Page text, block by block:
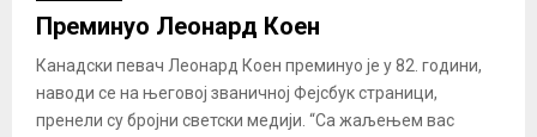
Преминуо Леонард Коен
Канадски певач Леонард Коен преминуо је у 82. години,
наводи се на његовој званичној Фејсбук страници,
пренели су бројни светски медији. “Са жаљењем вас